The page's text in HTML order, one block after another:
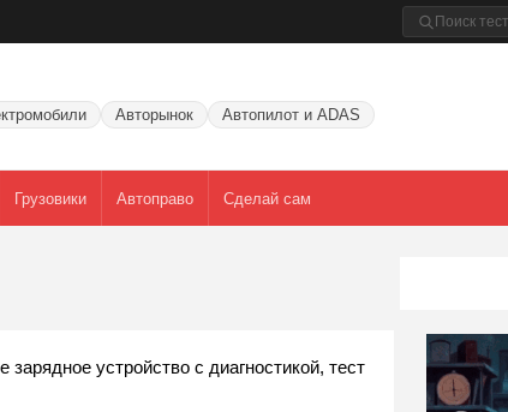
Авторынок Автопилот и ADAS
Грузовики Автоправо Сделай сам
устройство с диагностикой, тест